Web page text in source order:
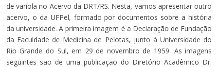
de varíola no Acervo da DRT/RS. Nesta, vamos apresentar outro
acervo, o da UFPel, formado por documentos sobre a história
da universidade. A primeira imagem é a Declaração de Fundação
da Faculdade de Medicina de Pelotas, junto à Universidade do
Rio Grande do Sul, em 29 de novembro de 1959. As imagens
seguintes são de uma publicação do Diretório Acadêmico Dr.